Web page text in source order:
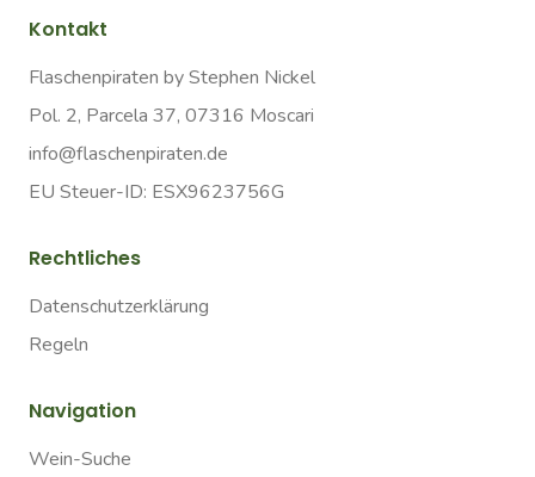
Kontakt
Flaschenpiraten by Stephen Nickel
Pol. 2, Parcela 37, 07316 Moscari
info@flaschenpiraten.de
EU Steuer-ID: ESX9623756G
Rechtliches
Datenschutzerklärung
Regeln
Navigation
Wein-Suche